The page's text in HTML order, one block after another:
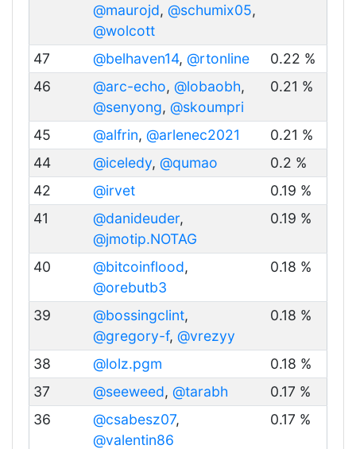
@maurojd, @schumix05,
@wolcott
47 @belhaven14, @rtonline
0.22 %
46
@arc-echo, @lobaobh,
@senyong, @skoumpri
0.21 %
45 @alfrin, @arlenec2021
0.21 %
44
@iceledy, @qumao
0.2 %
42
@irvet
0.19 %
41
@danideuder,
@jmotip.NOTAG
0.19 %
40 @bitcoinflood,
@orebutb3
0.18 %
39 @bossingclint,
@gregory-f, @vrezyy
0.18 %
38 @lolz.pgm
0.18 %
37
@seeweed, @tarabh
0.17 %
36
@csabesz07,
@valentin86
0.17 %